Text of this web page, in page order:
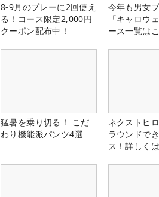
8-9月のプレーに2回使え
る！コース限定2,000円
クーポン配布中！
今年も男女
「キャロウ
ース一覧は
猛暑を乗り切る！ こだ
わり機能派パンツ4選
ネクストヒ
ラウンドで
ス！詳しく